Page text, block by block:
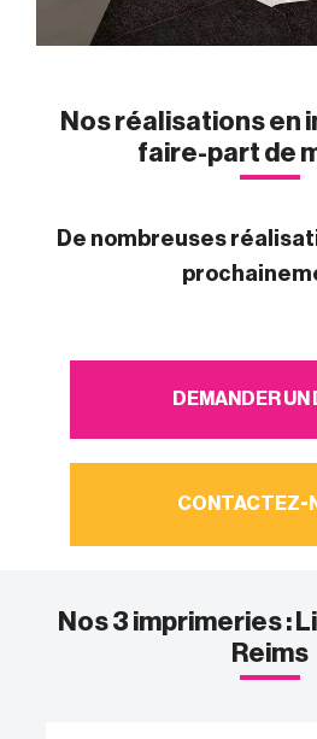
Nos réalisations en
faire-part de
De nombreuses
DEMANDER UN
CONTACTEZ-
Nos 3 imprimeries :
Reims